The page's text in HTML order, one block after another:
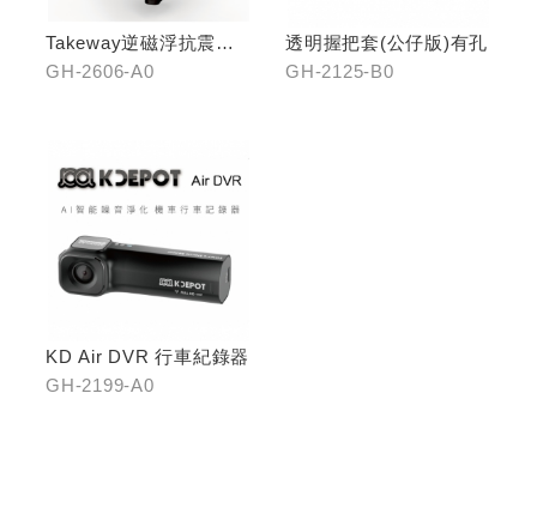
Takeway逆磁浮抗震手
機架
GH-2606-A0
透明握把套(公仔版)有孔
GH-2125-B0
KD Air DVR 行車紀錄器
GH-2199-A0